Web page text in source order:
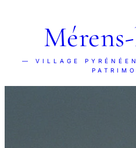
— VILLAGE